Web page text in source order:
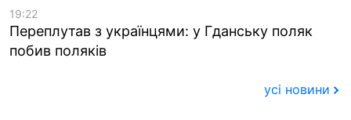
19:22
Переплутав з українцями: у Гданську поляк
побив поляків
усі новини